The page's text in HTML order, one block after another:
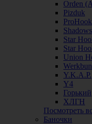
Orden
Pizduk
Shadows
Star
Star
Union
Y.K.A.P.
Y4
Горький
ХЛГН
Посмотреть
Баночки